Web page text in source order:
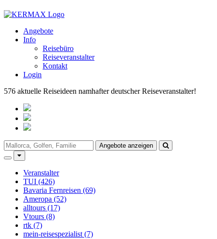
Angebote
Info
Reisebüro
Reiseveranstalter
Kontakt
Login
576 aktuelle Reiseideen namhafter deutscher Reiseveranstalter!
Angebote anzeigen
Veranstalter
TUI (426)
Bavaria Fernreisen (69)
Ameropa (52)
alltours (17)
Vtours (8)
rtk (7)
mein-reisespezialist (7)